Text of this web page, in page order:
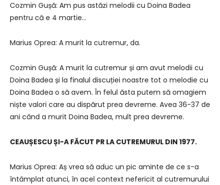
Cozmin Gușă: Am pus astăzi melodii cu Doina Badea
pentru că e 4 martie…
Marius Oprea: A murit la cutremur, da.
Cozmin Gușă: A murit la cutremur și am avut melodii cu
Doina Badea și la finalul discuției noastre tot o melodie cu
Doina Badea o să avem. În felul ăsta putem să omagiem
niște valori care au dispărut prea devreme. Avea 36-37 de
ani când a murit Doina Badea, mult prea devreme.
CEAUȘESCU ȘI-A FĂCUT PR LA CUTREMURUL DIN 1977.
Marius Oprea: Aș vrea să aduc un pic aminte de ce s-a
întâmplat atunci, în acel context nefericit al cutremurului